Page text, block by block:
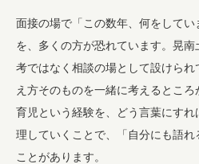
面接の場で「この数年、何をしてい
を、多くの方が恐れています。晃
考ではなく相談の場として設けら
え方そのものを一緒に考えるところ
育児という経験を、どう言葉にす
理していくことで、「自分にも語
ことがあります。